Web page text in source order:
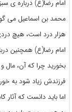
امام رضا(ع) درباره ی
محمد بن اسماعیل می
هزار درد است، هیچ
امام رضا(ع) همچنین
بخورید چرا که آن،
فرزندش زیاد شود به
اما باید دانست که